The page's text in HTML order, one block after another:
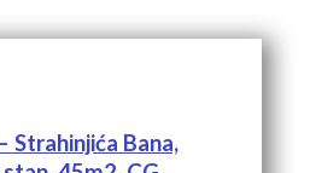
Strahinjića Bana,